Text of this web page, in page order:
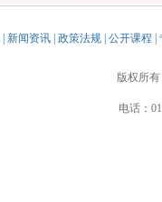
新闻资讯 政策法规 公开课程
版权所
电话：